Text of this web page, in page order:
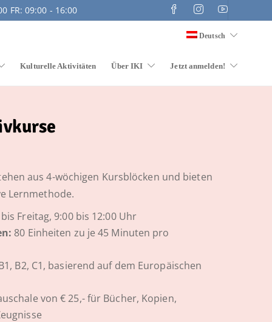
FR: 09:00 - 16:00
Kulturelle Aktivitäten Über IKI Jetzt anmelden!
Deutsch
aus 4-wöchigen Kursblöcken und bieten
Lernmethode.
Freitag, 9:00 bis 12:00 Uhr
80 Einheiten zu je 45 Minuten pro
B2, C1, basierend auf dem Europäischen
von € 25,- für Bücher, Kopien,